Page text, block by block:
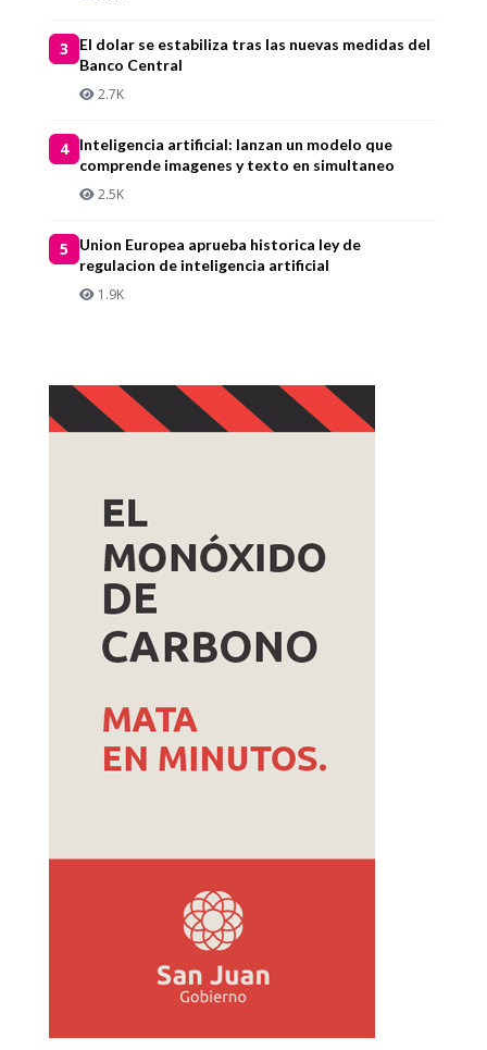
3
El dolar se estabiliza tras las nuevas medidas del
Banco Central
2.7K
4
Inteligencia artificial: lanzan un modelo que
comprende imagenes y texto en simultaneo
2.5K
5
Union Europea aprueba historica ley de
regulacion de inteligencia artificial
1.9K